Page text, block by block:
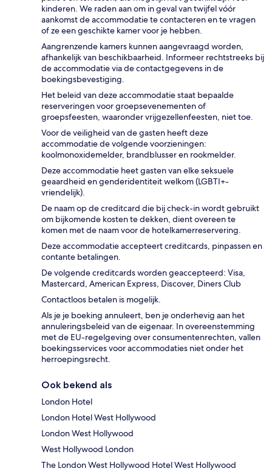
kinderen. We raden aan om in geval van twijfel vóór
aankomst de accommodatie te contacteren en te vragen
of ze een geschikte kamer voor je hebben.
Aangrenzende kamers kunnen aangevraagd worden,
afhankelijk van beschikbaarheid. Informeer rechtstreeks bij
de accommodatie via de contactgegevens in de
boekingsbevestiging.
Het beleid van deze accommodatie staat bepaalde
reserveringen voor groepsevenementen of
groepsfeesten, waaronder vrijgezellenfeesten, niet toe.
Voor de veiligheid van de gasten heeft deze
accommodatie de volgende voorzieningen:
koolmonoxidemelder, brandblusser en rookmelder.
Deze accommodatie heet gasten van elke seksuele
geaardheid en genderidentiteit welkom (LGBTI+-
vriendelijk).
De naam op de creditcard die bij check-in wordt gebruikt
om bijkomende kosten te dekken, dient overeen te
komen met de naam voor de hotelkamerreservering.
Deze accommodatie accepteert creditcards, pinpassen en
contante betalingen.
De volgende creditcards worden geaccepteerd: Visa,
Mastercard, American Express, Discover, Diners Club
Contactloos betalen is mogelijk.
Als je je boeking annuleert, ben je onderhevig aan het
annuleringsbeleid van de eigenaar. In overeenstemming
met de EU-regelgeving over consumentenrechten, vallen
boekingsservices voor accommodaties niet onder het
herroepingsrecht.
Ook bekend als
London Hotel
London Hotel West Hollywood
London West Hollywood
West Hollywood London
The London West Hollywood Hotel West Hollywood